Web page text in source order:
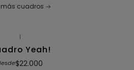
más cuadros
|
Yeah!
$22.000